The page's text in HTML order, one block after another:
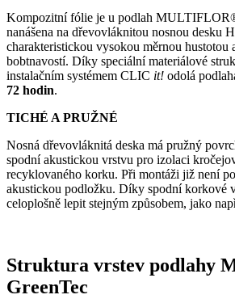
Kompozitní fólie je u podlah
nanášena na dřevovláknitou nosnou desku
charakteristickou vysokou měrnou hustotou
bobtnavostí. Díky speciální materiálové
instalačním systémem CLIC it! odolá
72 hodin.
TICHÉ A PRUŽNÉ
Nosná dřevovláknitá deska má pružný
spodní akustickou vrstvu pro izolaci
recyklovaného korku. Při montáži již není
akustickou podložku. Díky spodní korkové
celoplošně lepit stejným způsobem, jako
Struktura vrstev podlahy
GreenTec